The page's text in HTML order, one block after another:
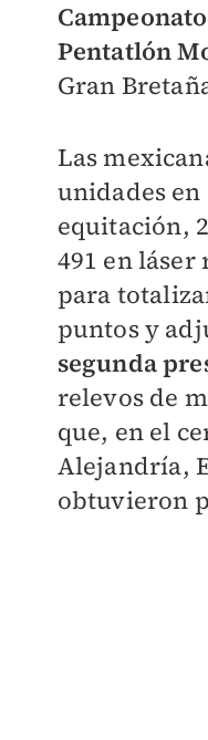
Pentatlón
Gran
Las
unidades
equitación,
491 en láser
para
puntos y
segunda
relevos de
que, en el
Alejandría,
obtuvieron